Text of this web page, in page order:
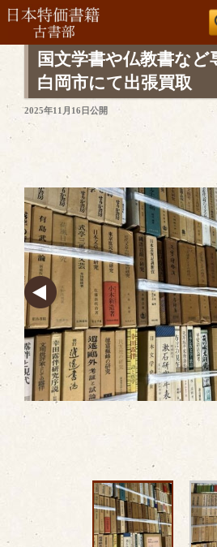
プ
国文学書や仏教書など
白岡市にて出張買取
投
稿
日:
2025年11月16日公開